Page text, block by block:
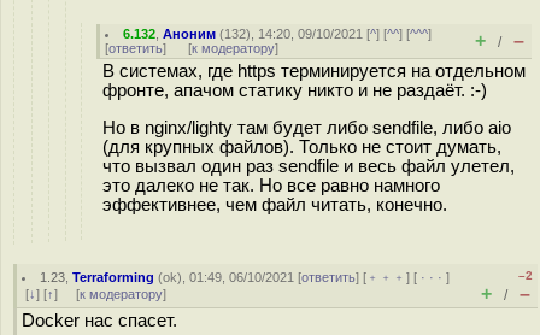
6.132 ,Аноним (132), 14:20, 09/10/2021 [^] [^^] [^^^]
[ответить] [к модератору] + / –
В системах, где https терминируется на отдельном
фронте, апачом статику никто и не раздаёт. :-)
Но в nginx/lighty там будет либо sendfile, либо aio
(для крупных файлов). Только не стоит думать,
что вызвал один раз sendfile и весь файл улетел,
это далеко не так. Но все равно намного
эффективнее, чем файл читать, конечно.
1.23 ,Terraforming (ok), 01:49, 06/10/2021 [ответить] [ ﹢﹢﹢] [ · · ·]
[↓] [↑] [к модератору]
–2
+ / –
Docker нас спасет.